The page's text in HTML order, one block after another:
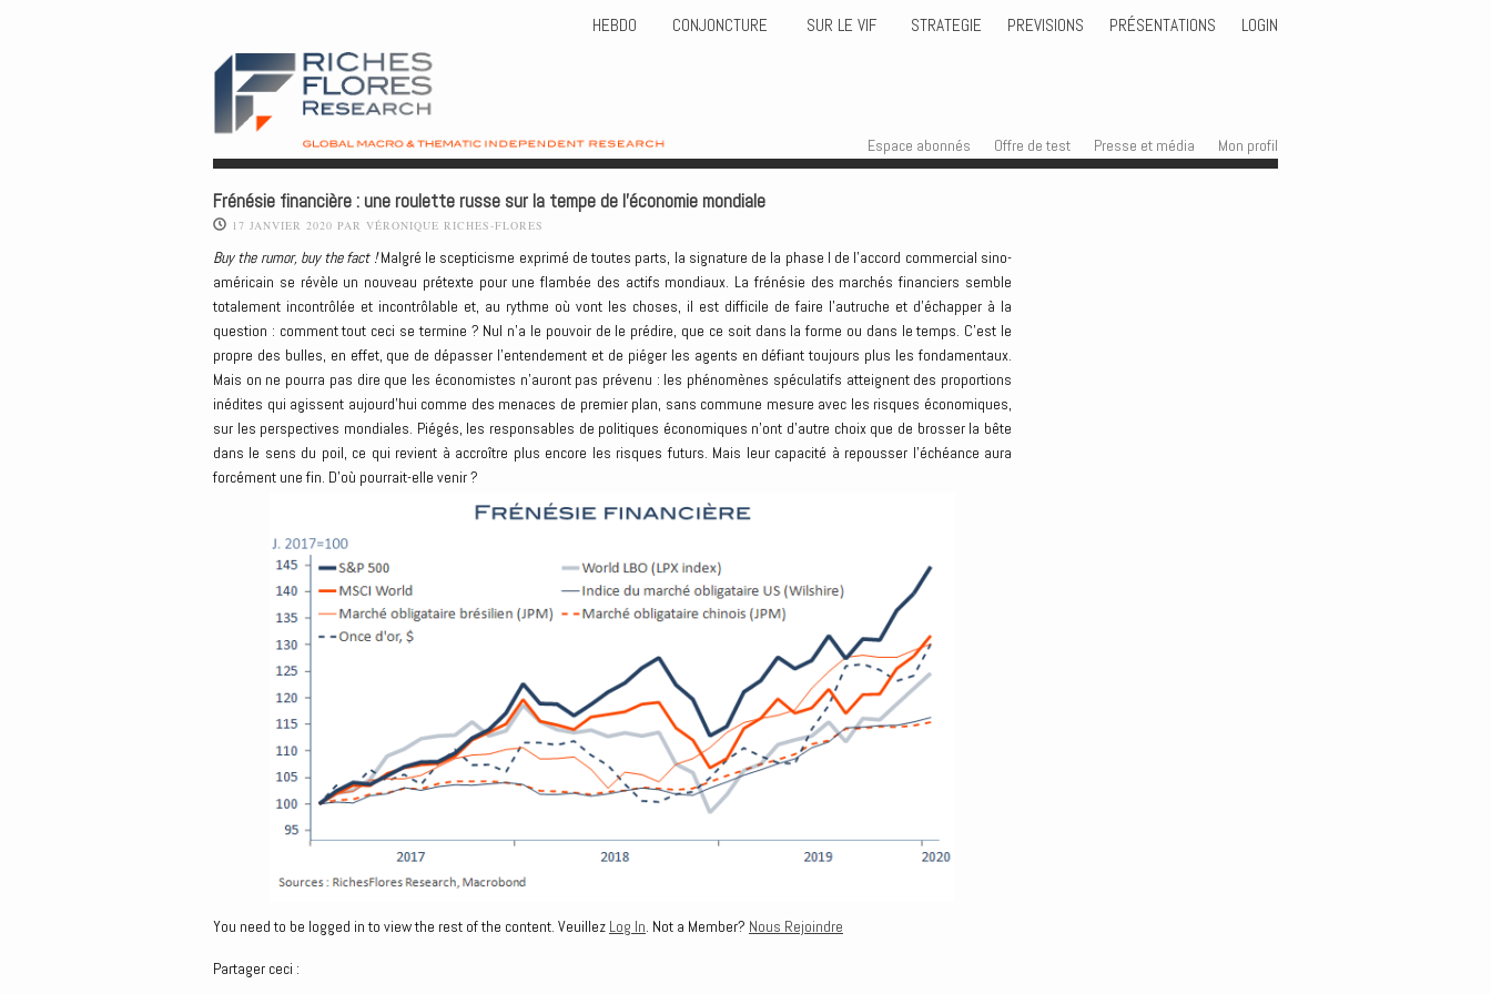
HEBDO CONJONCTURE SUR LE VIF STRATEGIE PREVISIONS PRÉSENTATIONS LOGIN
Menu
Skip to content
Espace abonnés Offre de test Presse et média Mon profil
Frénésie financière : une roulette russe sur la tempe de l’économie mondiale
17 JANVIER 2020 PAR VÉRONIQUE RICHES-FLORES
Buy the rumor, buy the fact !Malgré le scepticisme exprimé de toutes parts, la signature de la phase I de l’accord commercial sino-
américain se révèle un nouveau prétexte pour une flambée des actifs mondiaux. La frénésie des marchés financiers semble
totalement incontrôlée et incontrôlable et, au rythme où vont les choses, il est difficile de faire l’autruche et d’échapper à la
question : comment tout ceci se termine ? Nul n’a le pouvoir de le prédire, que ce soit dans la forme ou dans le temps. C’est le
propre des bulles, en effet, que de dépasser l’entendement et de piéger les agents en défiant toujours plus les fondamentaux.
Mais on ne pourra pas dire que les économistes n’auront pas prévenu : les phénomènes spéculatifs atteignent des proportions
inédites qui agissent aujourd’hui comme des menaces de premier plan, sans commune mesure avec les risques économiques,
sur les perspectives mondiales. Piégés, les responsables de politiques économiques n’ont d’autre choix que de brosser la bête
dans le sens du poil, ce qui revient à accroître plus encore les risques futurs. Mais leur capacité à repousser l’échéance aura
forcément une fin. D’où pourrait-elle venir ?
You need to be logged in to view the rest of the content. Veuillez Log In. Not a Member? Nous Rejoindre
Partager ceci :